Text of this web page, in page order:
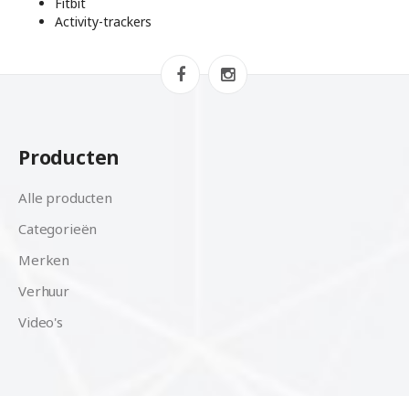
Activity-trackers
Producten
Alle producten
Categorieën
Merken
Verhuur
Video's